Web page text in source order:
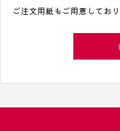
ご注文用紙もご用意しており